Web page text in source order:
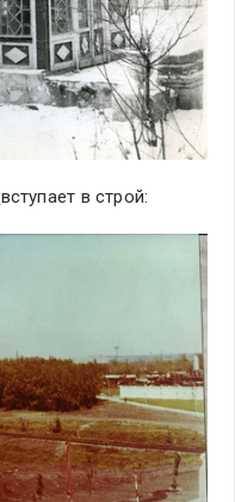
вступает в строй: